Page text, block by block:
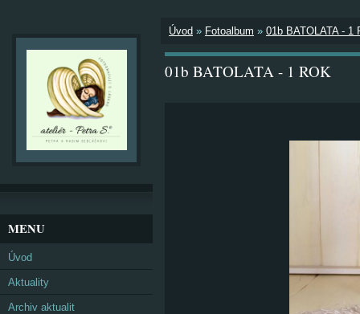
Úvod » Fotoalbum » 01b BATOLATA - 1
01b BATOLATA - 1 ROK
MENU
Úvod
Aktuality
Archiv aktualit